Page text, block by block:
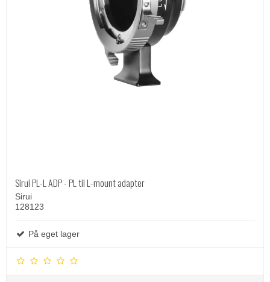
Sirui PL-L ADP - PL til L-mount adapter
Sirui
128123
På eget lager